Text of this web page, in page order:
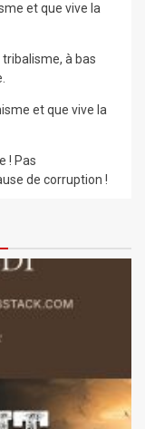
et que vive la
tribalisme, à bas
et que vive la
! Pas
de corruption !